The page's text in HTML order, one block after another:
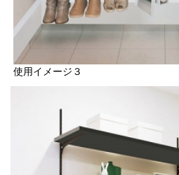
使用イメージ３